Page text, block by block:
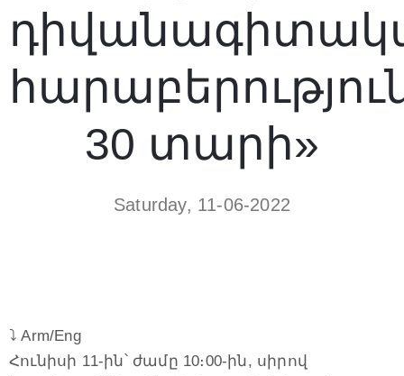
30 տարի»
Saturday, 11-06-2022
⤵️ Arm/Eng
Հունիսի 11-ին՝ ժամը 10։00-ին, սիրով